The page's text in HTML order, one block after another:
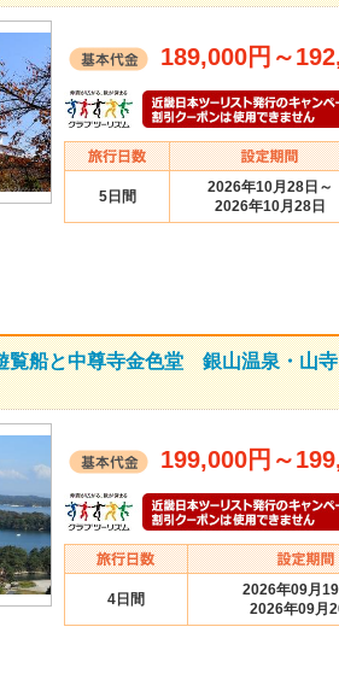
189,000円 ～
5日間
2026年10月28日～
2026年10月28日
覧船と中尊寺金色堂 銀山温泉・
199,000円 ～
4日間
2026年09月
2026年09月